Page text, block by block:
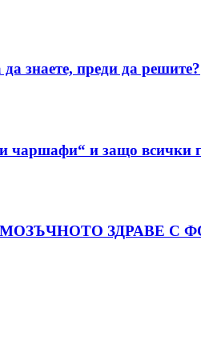
знаете, преди да решите?
чаршафи“ и защо всички
ЗДРАВЕ С